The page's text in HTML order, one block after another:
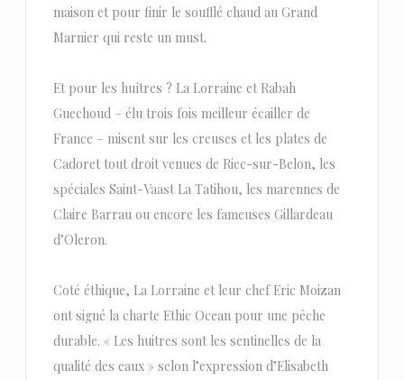
maison et pour finir le soufflé chaud au Grand
Marnier qui reste un must.
Et pour les huîtres ? La Lorraine et Rabah
Guechoud – élu trois fois meilleur écailler de
France – misent sur les creuses et les plates de
Cadoret tout droit venues de Riec-sur-Belon, les
spéciales Saint-Vaast La Tatihou, les marennes de
Claire Barrau ou encore les fameuses Gillardeau
d’Oleron.
Coté éthique, La Lorraine et leur chef Eric Moizan
ont signé la charte Ethic Ocean pour une pêche
durable. « Les huitres sont les sentinelles de la
qualité des eaux » selon l’expression d’Elisabeth